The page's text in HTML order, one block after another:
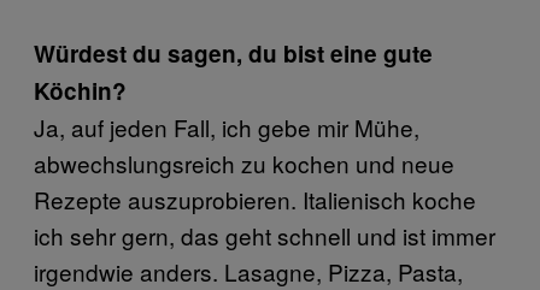
Würdest du sagen, du bist eine gute
Köchin?
Ja, auf jeden Fall, ich gebe mir Mühe,
abwechslungsreich zu kochen und neue
Rezepte auszuprobieren. Italienisch koche
ich sehr gern, das geht schnell und ist immer
irgendwie anders. Lasagne, Pizza, Pasta,